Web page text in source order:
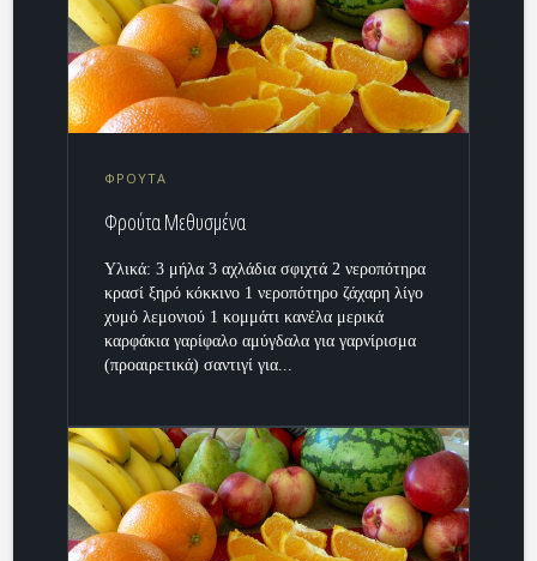
ΦΡΟΥΤΑ
Φρούτα Μεθυσμένα
Υλικά: 3 μήλα 3 αχλάδια σφιχτά 2 νεροπότηρα
κρασί ξηρό κόκκινο 1 νεροπότηρο ζάχαρη λίγο
χυμό λεμονιού 1 κομμάτι κανέλα μερικά
καρφάκια γαρίφαλο αμύγδαλα για γαρνίρισμα
(προαιρετικά) σαντιγί για...